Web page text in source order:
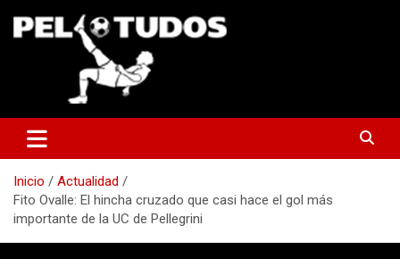
Inicio
Actualidad
Fito Ovalle: El hincha cruzado que casi hace el gol más
importante de la UC de Pellegrini